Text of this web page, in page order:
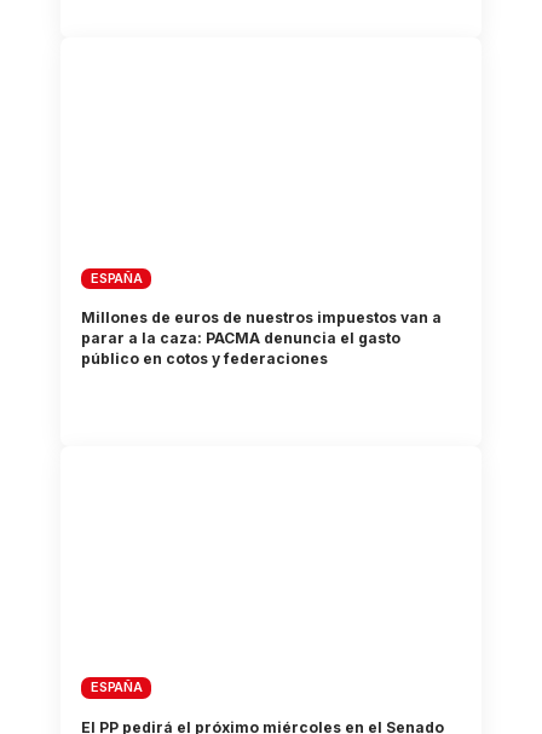
ESPAÑA
Millones de euros de nuestros impuestos van a
parar a la caza: PACMA denuncia el gasto
público en cotos y federaciones
ESPAÑA
El PP pedirá el próximo miércoles en el Senado